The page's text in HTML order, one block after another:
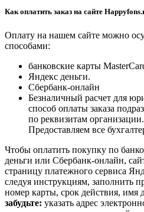
Как оплатить заказ на сайте
Оплату на нашем сайте можно
способами:
банковские карты
Яндекс деньги.
Сбербанк-онлайн
Безналичный расчет для
способ оплаты заказа
по реквизитам
Предоставляем все
Чтобы оплатить покупку по
деньги или Сбербанк-онлайн,
страницу платежного сервиса
следуя инструкциям, заполнить
номер карты, срок действия, имя
забудьте: указать адрес